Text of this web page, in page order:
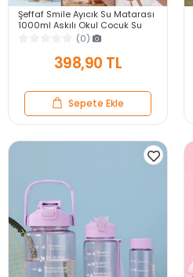
Şeffaf Smile Ayıcık Su Matarası
1000ml Askılı Okul Çocuk Su
Şişesi Pipetli Sızdırmaz Kokusuz
(0)
398,90 TL
Sepete Ekle